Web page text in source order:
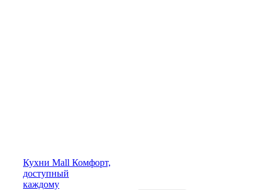
Кухни Mall Комфорт,
доступный
каждому